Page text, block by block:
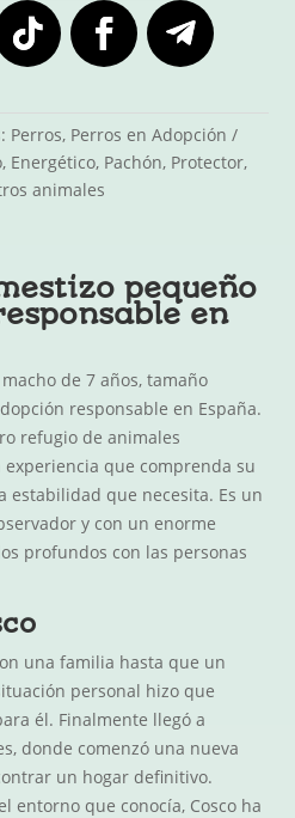
Perros, Perros en Adopción
, Energético, Pachón, Protector,
animales
pequeño
en
de 7 años, tamaño
responsable en España.
refugio de animales
que comprenda su
estabilidad que necesita. Es un
y con un enorme
profundos con las personas
una familia hasta que un
personal hizo que
él. Finalmente llegó a
donde comenzó una nueva
un hogar definitivo.
entorno que conocía, Cosco ha